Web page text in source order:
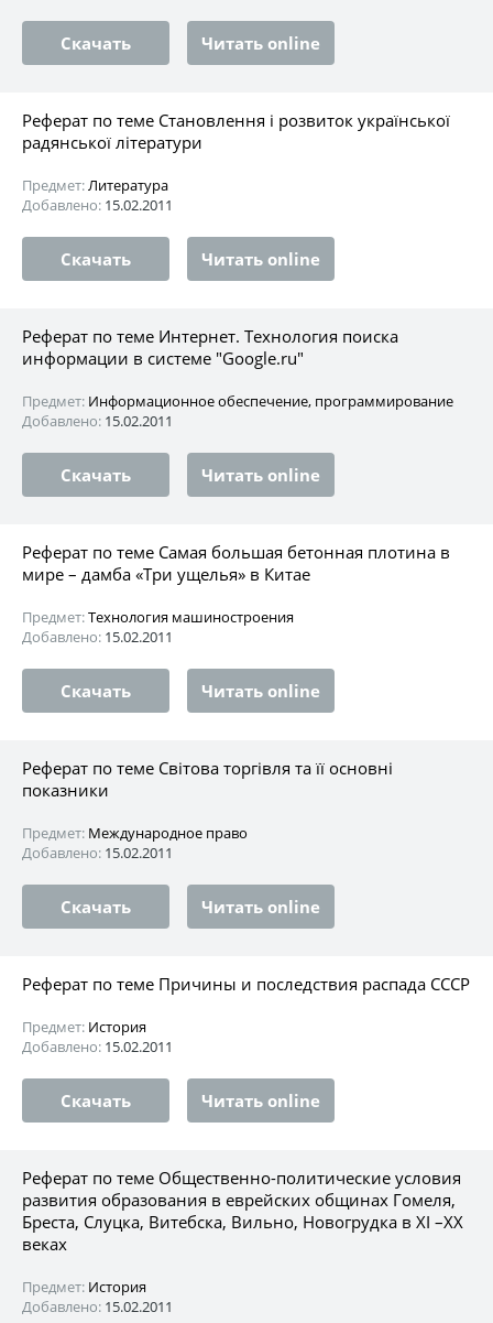
Скачать Читать online
Реферат по теме Становлення і розвиток української
радянської літератури
Предмет:Литература
Добавлено: 15.02.2011
Скачать Читать online
Реферат по теме Интернет. Технология поиска
информации в системе "Google.ru"
Предмет: Информационное обеспечение, программирование
Добавлено: 15.02.2011
Скачать Читать online
Реферат по теме Самая большая бетонная плотина в
мире – дамба «Три ущелья» в Китае
Предмет:Технология машиностроения
Добавлено: 15.02.2011
Скачать Читать online
Реферат по теме Світова торгівля та її основні
показники
Предмет: Международное право
Добавлено: 15.02.2011
Скачать Читать online
Реферат по теме Причины и последствия распада СССР
Предмет: История
Добавлено: 15.02.2011
Скачать Читать online
Реферат по теме Общественно-политические условия
развития образования в еврейских общинах Гомеля,
Бреста, Слуцка, Витебска, Вильно, Новогрудка в XI –XX
веках
Предмет: История
Добавлено: 15.02.2011